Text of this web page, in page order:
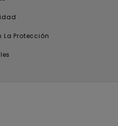
La Protección